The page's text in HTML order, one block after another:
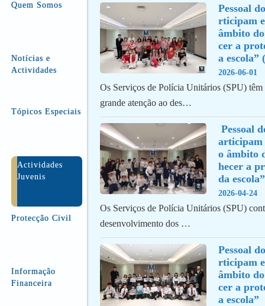
Quem Somos
Notícias e
Actividades
Tópicos Especiais
Actividades
Juvenis
Protecção Civil
Informação
Financeira
Pessoal
rticipam
âmbito
cer a
a
2026-06-01
Os Serviços de Polícia Unitários (SPU) têm
grande atenção ao des…
articipam
o âmbito
hecer a
da escola”
2026-04-24
Os Serviços de Polícia Unitários (SPU)
desenvolvimento dos …
Pessoal
rticipam
âmbito
cer a
a escola”